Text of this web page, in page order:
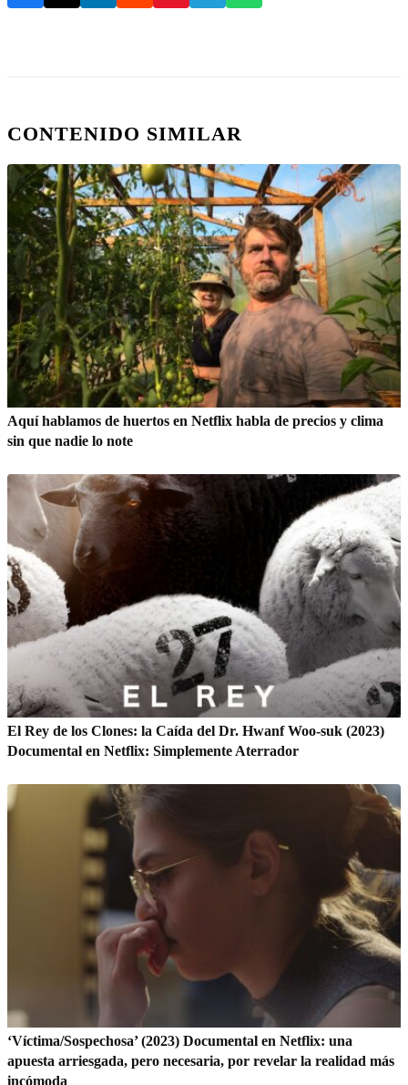
CONTENIDO SIMILAR
Aquí hablamos de huertos en Netflix habla de precios y clima
sin que nadie lo note
El Rey de los Clones: la Caída del Dr. Hwanf Woo-suk (2023)
Documental en Netflix: Simplemente Aterrador
‘Víctima/Sospechosa’ (2023) Documental en Netflix: una
apuesta arriesgada, pero necesaria, por revelar la realidad más
incómoda